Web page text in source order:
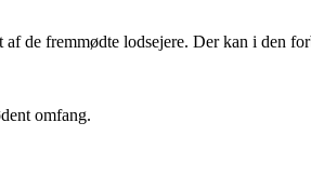
de fremmødte lodsejere. Der kan i den
omfang.